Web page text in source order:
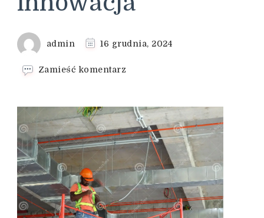
admin 16 grudnia, 2024
Zamieść komentarz
elektryczne
precyzja,
bezpieczeństwo,
innowacja